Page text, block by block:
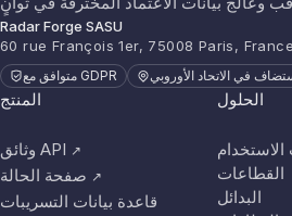
Radar Forge SASU
60 rue François 1er, 75008 Paris, France
متوافق مع GDPR في الاتحاد الأوروبي
المنتج
وثائق API ↗
صفحة الحالة ↗
قاعدة بيانات التسريبات
الحلول
الاستخدام
القطاعات
البدائل